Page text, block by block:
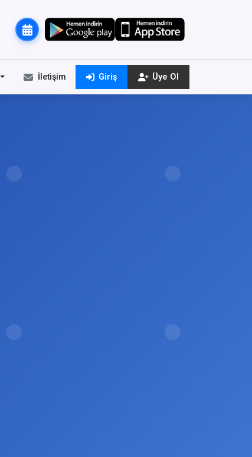
İletişim Giriş Üye Ol